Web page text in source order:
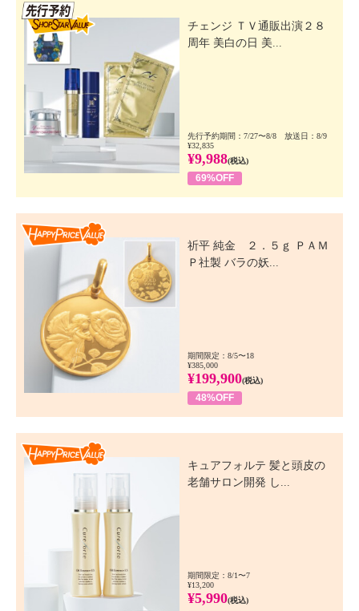
チェンジ ＴＶ通販出演２８
周年 美白の日 美...
先行予約期間：7/27〜8/8 放送日：8/9
¥32,835
¥9,988(税込)
69%OFF
祈平 純金 ２．５ｇ ＰＡＭ
Ｐ社製 バラの妖...
期間限定：8/5〜18
¥385,000
¥199,900(税込)
48%OFF
キュアフォルテ 髪と頭皮の
老舗サロン開発 し...
期間限定：8/1〜7
¥13,200
¥5,990(税込)